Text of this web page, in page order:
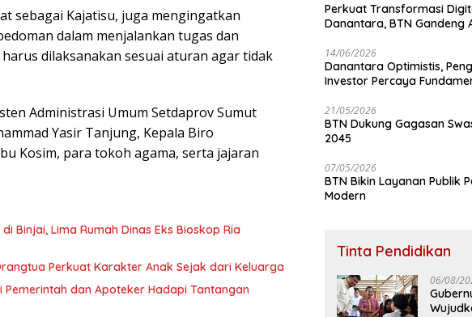
sebagai Kajatisu, juga mengingatkan
dalam menjalankan tugas dan
dilaksanakan sesuai aturan agar tidak
Administrasi Umum Setdaprov Sumut
Yasir Tanjung, Kepala Biro
Kosim, para tokoh agama, serta jajaran
Binjai, Lima Rumah Dinas Eks Bioskop Ria
Perkuat Karakter Anak Sejak dari Keluarga
Perkuat Transformasi
Danantara, BTN Gandeng
14/06/2026
Danantara Optimistis,
Investor Percaya
21/05/2026
BTN Dukung Gagasan
2045
07/05/2026
BTN Bikin Layanan Publik
Modern
Tinta Pendidikan
06/08/